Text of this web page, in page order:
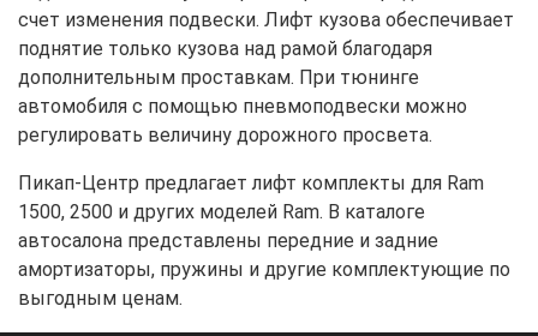
счет изменения подвески. Лифт кузова обеспечивает
поднятие только кузова над рамой благодаря
дополнительным проставкам. При тюнинге
автомобиля с помощью пневмоподвески можно
регулировать величину дорожного просвета.
Пикап-Центр предлагает лифт комплекты для Ram
1500, 2500 и других моделей Ram. В каталоге
автосалона представлены передние и задние
амортизаторы, пружины и другие комплектующие по
выгодным ценам.